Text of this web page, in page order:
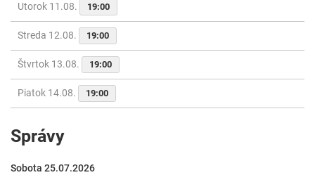
Utorok 11.08. 19:00
Streda 12.08. 19:00
Štvrtok 13.08. 19:00
Piatok 14.08. 19:00
Správy
Sobota 25.07.2026